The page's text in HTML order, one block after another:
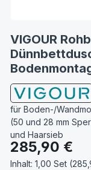
VIGOUR
für Boden-/
(50 und 28 mm
und Haarsieb
Regulärer Preis:
285,90 €
Inhalt: 1,00 Set